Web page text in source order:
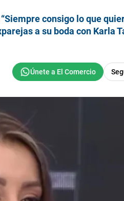
consigo lo que
a su boda con Karla